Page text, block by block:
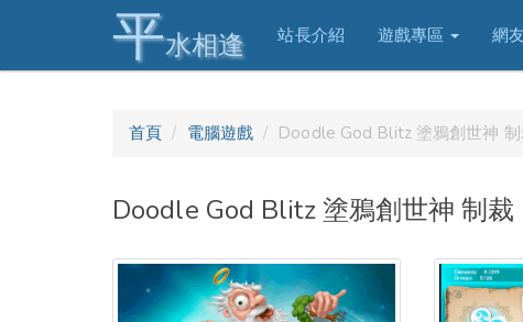
平水相逢 站長介紹 遊戲專區 網
首頁 電腦遊戲 Doodle God Blitz 塗鴉創世神 制
Doodle God Blitz 塗鴉創世神 制裁